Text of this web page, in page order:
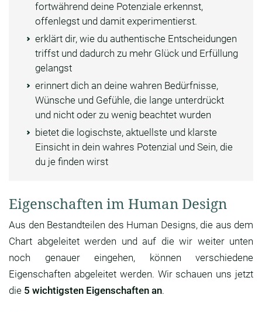
fortwährend deine Potenziale erkennst,
offenlegst und damit experimentierst.
erklärt dir, wie du authentische Entscheidungen
triffst und dadurch zu mehr Glück und Erfüllung
gelangst
erinnert dich an deine wahren Bedürfnisse,
Wünsche und Gefühle, die lange unterdrückt
und nicht oder zu wenig beachtet wurden
bietet die logischste, aktuellste und klarste
Einsicht in dein wahres Potenzial und Sein, die
du je finden wirst
Eigenschaften im Human Design
Aus den Bestandteilen des Human Designs, die aus dem
Chart abgeleitet werden und auf die wir weiter unten
noch genauer eingehen, können verschiedene
Eigenschaften abgeleitet werden. Wir schauen uns jetzt
die 5 wichtigsten Eigenschaften an.